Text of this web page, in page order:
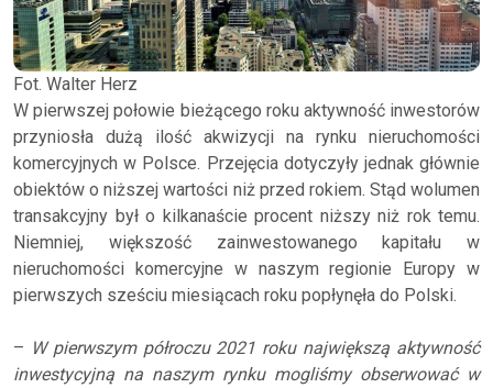
Fot. Walter Herz
W pierwszej połowie bieżącego roku aktywność inwestorów
przyniosła dużą ilość akwizycji na rynku nieruchomości
komercyjnych w Polsce. Przejęcia dotyczyły jednak głównie
obiektów o niższej wartości niż przed rokiem. Stąd wolumen
transakcyjny był o kilkanaście procent niższy niż rok temu.
Niemniej, większość zainwestowanego kapitału w
nieruchomości komercyjne w naszym regionie Europy w
pierwszych sześciu miesiącach roku popłynęła do Polski.
– W pierwszym półroczu 2021 roku największą aktywność
inwestycyjną na naszym rynku mogliśmy obserwować w